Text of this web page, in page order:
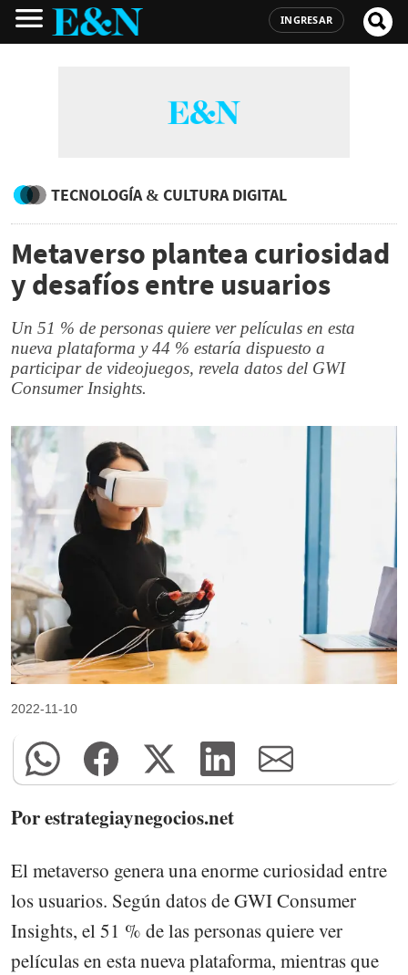
INGRESAR
TECNOLOGÍA & CULTURA DIGITAL
Metaverso plantea curiosidad
y desafíos entre usuarios
Un 51 % de personas quiere ver películas en esta
nueva plataforma y 44 % estaría dispuesto a
participar de videojuegos, revela datos del GWI
Consumer Insights.
2022-11-10
Por estrategiaynegocios.net
El metaverso genera una enorme curiosidad entre
los usuarios. Según datos de GWI Consumer
Insights, el 51 % de las personas quiere ver
películas en esta nueva plataforma, mientras que